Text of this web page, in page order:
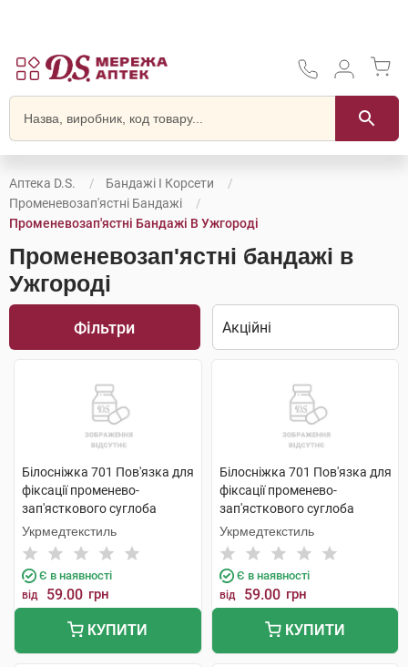
Аптека D.S.
Бандажі І Корсети
Променевозап'ястні Бандажі
Променевозап'ястні Бандажі В Ужгороді
Променевозап'ястні бандажі в
Ужгороді
Фільтри
Білосніжка 701 Пов'язка для
фіксації променево-
зап'ясткового суглоба
розмір 2 (17-18см) 1 шт
Укрмедтекстиль
Є в наявності
від 59.00 грн
КУПИТИ
Білосніжка 701 Пов'язка для
фіксації променево-
зап'ясткового суглоба
розмір 3 (19-20см) 1 шт
Укрмедтекстиль
Є в наявності
від 59.00 грн
КУПИТИ